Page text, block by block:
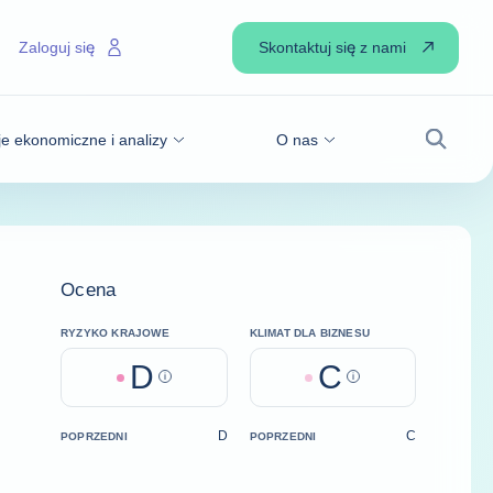
ekonomiczne i analizy O nas
Zaloguj się Skontaktuj się z nami
Ocena
RYZYKO KRAJOWE
D Help
KLIMAT DLA BIZNESU
C Help
POPRZEDNI D POPRZEDNI C